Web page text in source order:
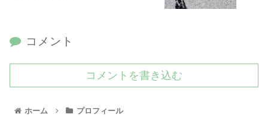
コメント
コメントを書き込む
ホーム プロフィール